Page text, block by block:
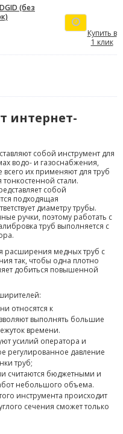
(без
Купить в
1 клик
интернет-
собой инструмент для
водо- и газоснабжения,
их применяют для труб
стали.
собой
подходящая
диаметру трубы.
ручки, поэтому работать с
труб выполняется с
расширения медных труб с
так, чтобы одна плотно
добиться повышенной
относятся к
выполнять большие
времени.
усилий оператора и
регулированное давление
труб;
считаются бюджетными и
небольшого объема.
инструмента происходит
сечения сможет только